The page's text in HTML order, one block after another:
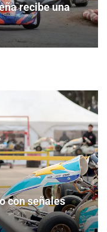
recibe una
con señales